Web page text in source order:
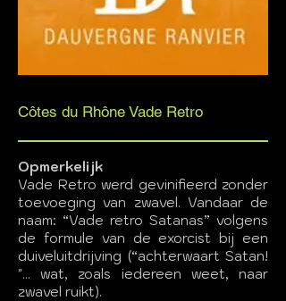
Côtes du Rhône Vade Retro
Opmerkelijk
Vade Retro werd gevinifieerd zonder
toevoeging van zwavel. Vandaar de
naam: “Vade retro Satanas” volgens
de formule van de exorcist bij een
duiveluitdrijving (“achterwaart Satan!
"... wat, zoals iedereen weet, naar
zwavel ruikt).